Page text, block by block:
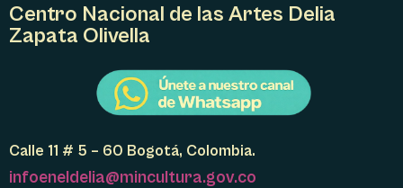
Centro Nacional de las Artes Delia
Zapata Olivella
Calle 11 # 5 – 60 Bogotá, Colombia.
infoeneldelia@mincultura.gov.co